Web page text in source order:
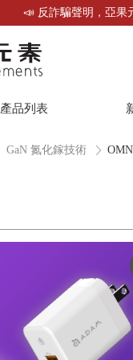
📣 反詐騙聲明，亞果
產品列表
GaN 氮化鎵技術